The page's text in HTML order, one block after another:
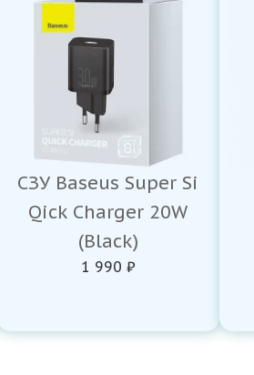
СЗУ Baseus Super Si
Qick Charger 20W
(Black)
1 990 ₽